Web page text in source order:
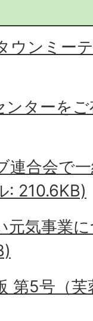
ウンミー
ンターを
連合会で
: 210.6KB)
元気事業
第5号（